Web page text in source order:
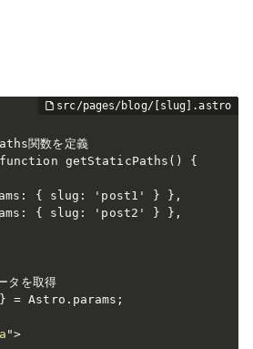
関数を定義
getStaticPaths() {
タを取得
Astro.params;
">